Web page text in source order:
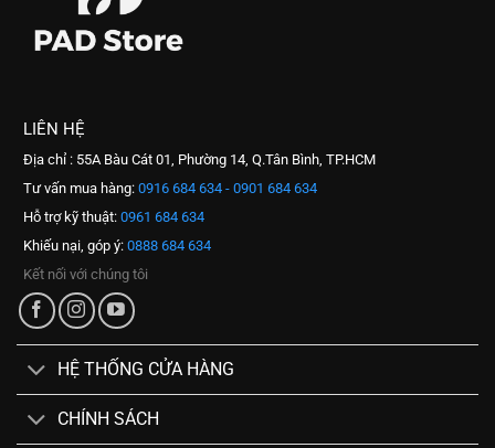
LIÊN HỆ
Địa chỉ : 55A Bàu Cát 01, Phường 14, Q.Tân Bình, TP.HCM
Tư vấn mua hàng: 0916 684 634 - 0901 684 634
Hỗ trợ kỹ thuật: 0961 684 634
Khiếu nại, góp ý: 0888 684 634
Kết nối với chúng tôi
HỆ THỐNG CỬA HÀNG
CHÍNH SÁCH